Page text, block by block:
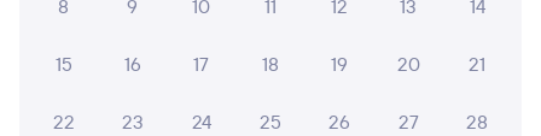
Инструкция по приобретению билетов
8 9 10 11 12 13 14
15 16 17 18 19 20 21
22 23 24 25 26 27 28